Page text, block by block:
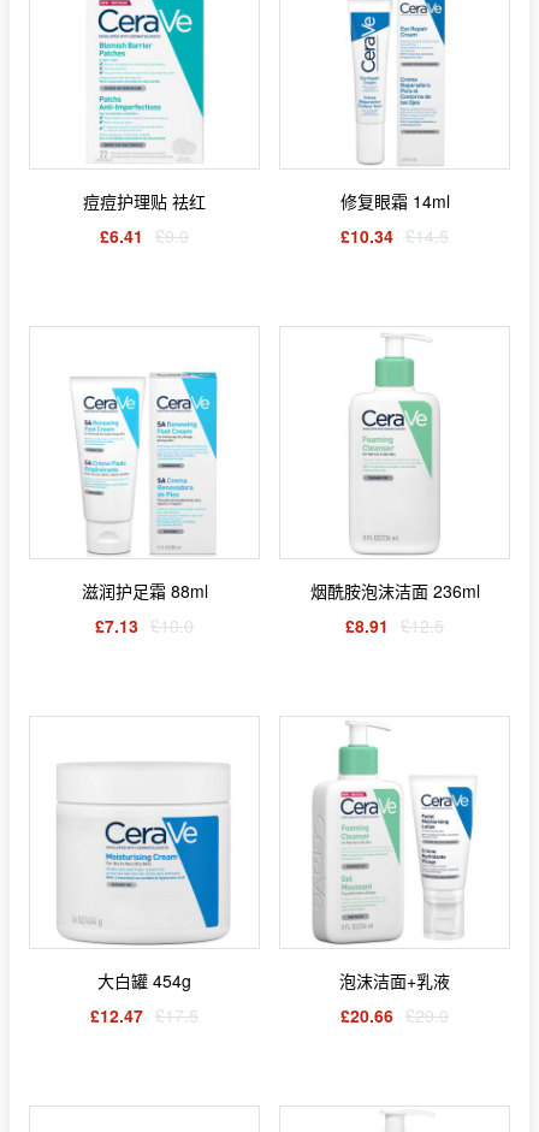
痘痘护理贴 祛红
£6.41 £9.0
修复眼霜 14ml
£10.34 £14.5
滋润护足霜 88ml
£7.13 £10.0
烟酰胺泡沫洁面 236ml
£8.91 £12.5
大白罐 454g
£12.47 £17.5
泡沫洁面+乳液
£20.66 £29.0